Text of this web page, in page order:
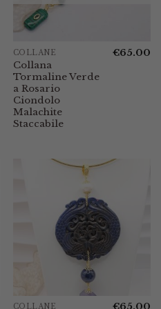
prezzo
attuale
€85.00.
COLLANE
Collana
Tormaline Verde
a Rosario
Ciondolo
Malachite
Staccabile
€65.00
COLLANE